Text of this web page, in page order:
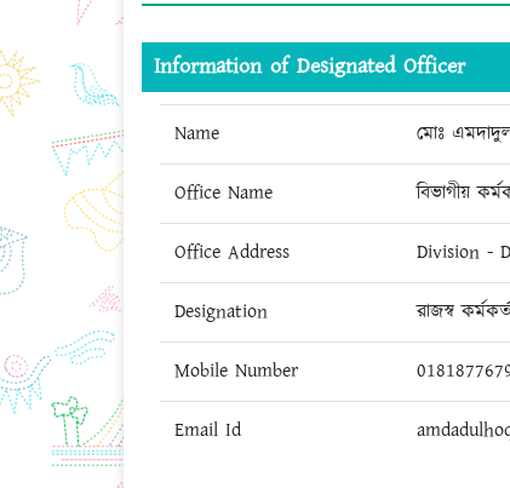
Information of Designated Officer
Name মোঃ
Office Name বিভাগীয়
Office Address Division -
Designation রাজস্ব
Mobile Number
Email Id